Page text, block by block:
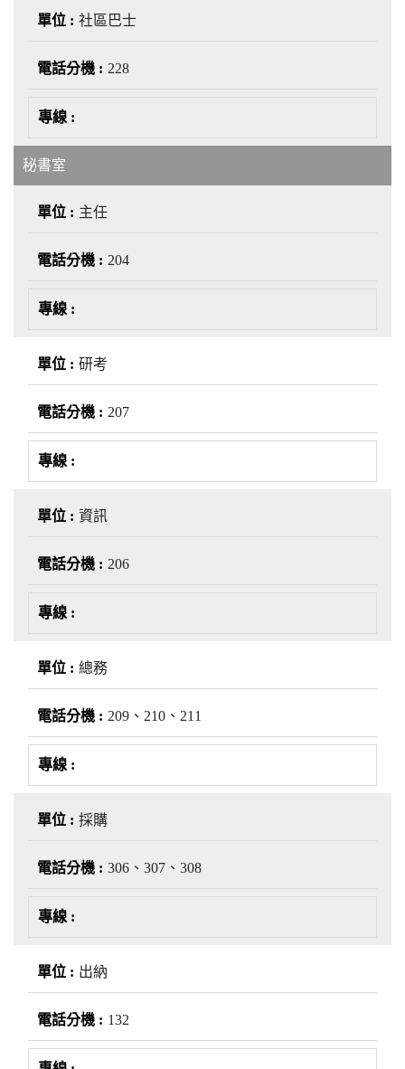
社區巴士
228
秘書室
主任
204
研考
207
資訊
206
總務
209、210、211
採購
306、307、308
出納
132